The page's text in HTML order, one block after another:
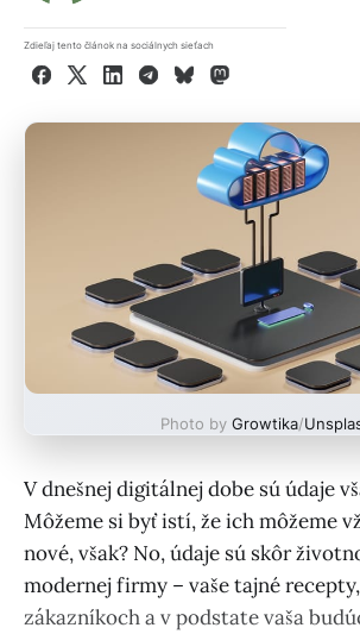
Zdieľaj tento článok na sociálnych sieťach
Facebook
X LinkedInTelegram
BlueskyMastodon
Photo by Growtika/
V dnešnej digitálnej dobe sú údaje
Môžeme si byť istí, že ich môžeme
nové, však? No, údaje sú skôr
modernej firmy – vaše tajné
zákazníkoch a v podstate vaša